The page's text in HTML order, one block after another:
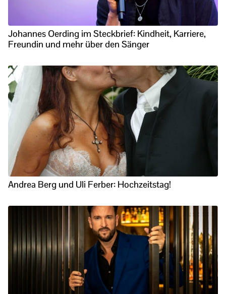
Johannes Oerding im Steckbrief: Kindheit, Karriere,
Freundin und mehr über den Sänger
Andrea Berg und Uli Ferber: Hochzeitstag!